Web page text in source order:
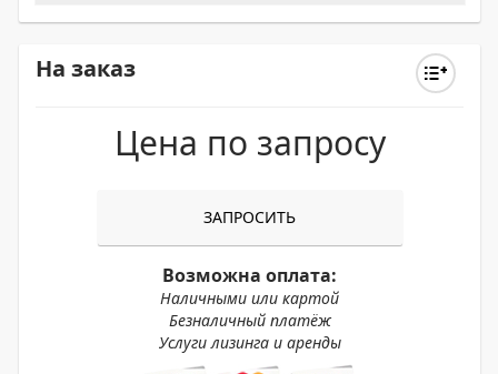
На заказ
Цена по запросу
ЗАПРОСИТЬ
Возможна оплата:
Наличными или картой
Безналичный платёж
Услуги лизинга и аренды